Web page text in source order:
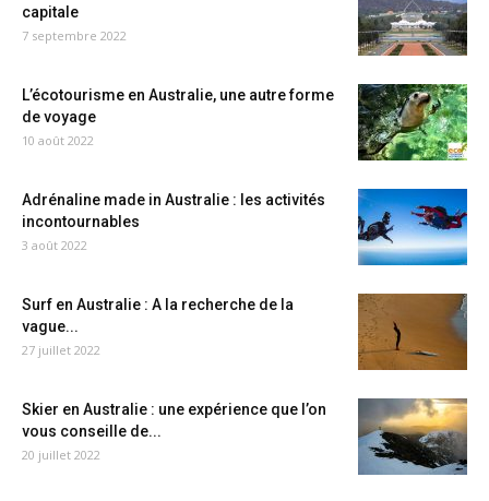
capitale
7 septembre 2022
L’écotourisme en Australie, une autre forme
de voyage
10 août 2022
Adrénaline made in Australie : les activités
incontournables
3 août 2022
Surf en Australie : A la recherche de la
vague...
27 juillet 2022
Skier en Australie : une expérience que l’on
vous conseille de...
20 juillet 2022